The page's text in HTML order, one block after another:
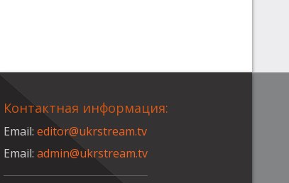
Контактная информация:
Email:editor@ukrstream.tv
Email:admin@ukrstream.tv